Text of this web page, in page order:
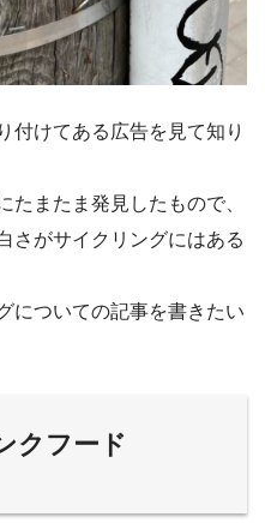
付けてある広告を見て知り
たまたま発見したもので、
さがサイクリングにはある
についての記事を書きたい
クフード